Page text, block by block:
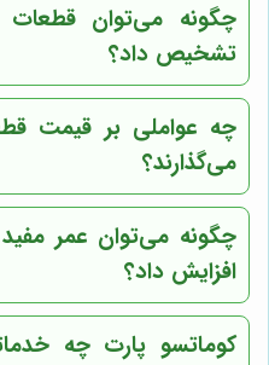
چگونه می‌توان قطعات
تشخیص داد؟
چه عواملی بر قیمت
می‌گذارند؟
چگونه می‌توان عمر
افزایش داد؟
کوماتسو پارت چه